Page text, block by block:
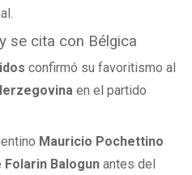
se cita con Bélgica
confirmó su favoritismo al
en el partido
Mauricio Pochettino
Folarin Balogun antes del